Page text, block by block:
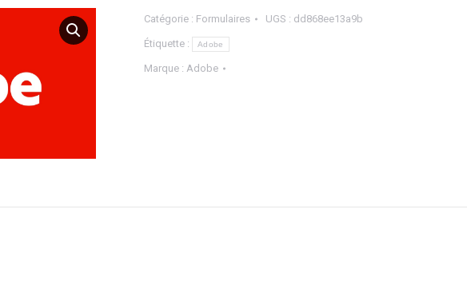
Catégorie : Formulaires UGS : dd868ee13a9b
Étiquette : Adobe
Marque : Adobe